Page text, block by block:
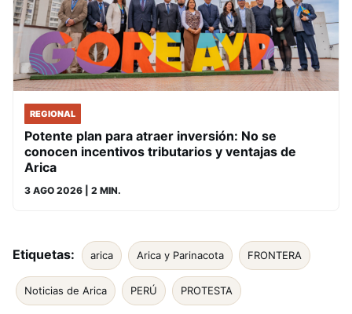
REGIONAL
Potente plan para atraer inversión: No se
conocen incentivos tributarios y ventajas de
Arica
3 AGO 2026 | 2 MIN.
Etiquetas: arica Arica y Parinacota FRONTERA
Noticias de Arica PERÚ PROTESTA